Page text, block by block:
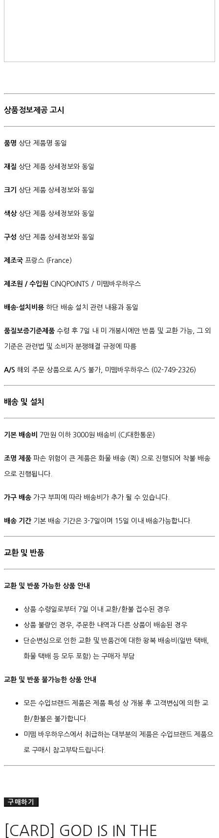
상품정보제공 고시
품명 상단 제품명 동일
재질 상단 제품 상세정보와 동일
크기 상단 제품 상세정보와 동일
색상상단 제품 상세정보와 동일
구성 상단 제품 상세정보와 동일
제조국 프랑스 (France)
제조원 / 수입원 CINQPOINTS / 미뗌바우하우스
배송·설치비용 하단 배송 설치 관련 내용과 동일
품질보증기준제품 수령 후 7일 내 미 개봉시에만 반품 및 교환 가능, 그 외
기준은 관련법 및 소비자 분쟁해결 규정에 따름
A/S 해외 주문 상품으로 A/S 불가, 미뗌바우하우스 (02-749-2326)
배송 및 설치
기본 배송비 7만원 이하 3000원 배송비 (CJ대한통운)
조명 제품 파손 위험이 큰 제품은 화물 배송 (퀵) 으로 진행되어 착불 배송
으로 진행됩니다.
가구 배송 가구 부피에 따라 배송비가 추가 될 수 있습니다.
배송 기간 기본 배송 기간은 3-7일이며 15일 이내 배송가능합니다.
교환 및 반품
교환 및 반품 가능한 상품 안내
상품 수령일로부터 7일 이내 교환/환불 접수된 경우
상품 불량인 경우, 주문한 내역과 다른 상품이 배송된 경우
단순변심으로 인한 교환 및 반품건에 대한 왕복 배송비(일반 택배,
화물 택배 등 모두 포함) 는 구매자 부담
교환 및 반품 불가능한 상품 안내
모든 수입브랜드 제품은 제품 특성 상 개봉 후 고객변심에 의한 교
환/환불은 불가합니다.
미뗌 바우하우스에서 취급하는 대부분의 제품은 수입브랜드 제품으
로 구매시 참고부탁드립니다.
구매하기
[CARD] GOD IS IN THE